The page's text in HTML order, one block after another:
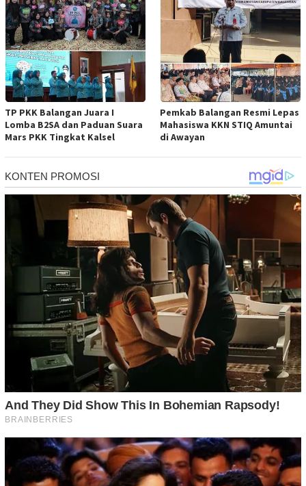
TP PKK Balangan Juara I
Lomba B2SA dan Paduan Suara
Mars PKK Tingkat Kalsel
Pemkab Balangan Resmi Lepas
Mahasiswa KKN STIQ Amuntai
di Awayan